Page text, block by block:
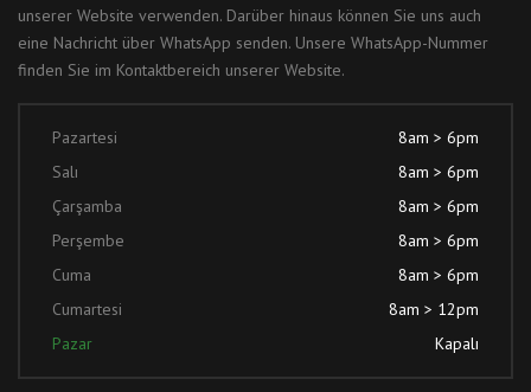
unserer Website verwenden. Darüber hinaus können Sie uns auch
eine Nachricht über WhatsApp senden. Unsere WhatsApp-Nummer
finden Sie im Kontaktbereich unserer Website.
Pazartesi
8am > 6pm
Salı
8am > 6pm
Çarşamba
8am > 6pm
Perşembe
8am > 6pm
Cuma
8am > 6pm
Cumartesi
8am > 12pm
Pazar
Kapalı